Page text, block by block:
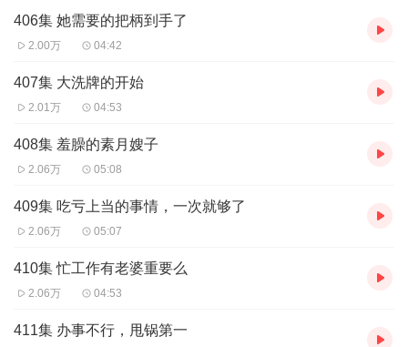
406集 她需要的把柄到手了
2.00万 04:42
407集 大洗牌的开始
2.01万 04:53
408集 羞臊的素月嫂子
2.06万 05:08
409集 吃亏上当的事情，一次就够了
2.06万 05:07
410集 忙工作有老婆重要么
2.06万 04:53
411集 办事不行，甩锅第一